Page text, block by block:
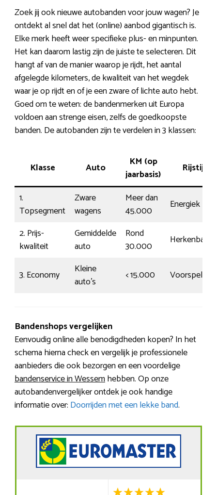
Zoek jij ook nieuwe autobanden voor jouw wagen? Je
ontdekt al snel dat het (online) aanbod gigantisch is.
Elke merk heeft weer specifieke plus- en minpunten.
Het kan daarom lastig zijn de juiste te selecteren. Dit
hangt af van de manier waarop je rijdt, het aantal
afgelegde kilometers, de kwaliteit van het wegdek
waar je op rijdt en of je een zware of lichte auto hebt.
Goed om te weten: de bandenmerken uit Europa
voldoen aan strenge eisen, zelfs de goedkoopste
banden. De autobanden zijn te verdelen in 3 klassen:
Klasse Auto
KM (op
jaarbasis)
Rijstijl
1.
Topsegment
Zware
wagens
Meer dan
45.000
Energiek
2. Prijs-
kwaliteit
Gemiddelde
auto
Rond
30.000
Herkenbaar
3. Economy
Kleine
auto’s
< 15.000 Voorspelbaar
Bandenshops vergelijken
Eenvoudig online alle benodigdheden kopen? In het
schema hierna check en vergelijk je professionele
aanbieders die ook bezorgen en een voordelige
bandenservice in Wessemhebben. Op onze
autobandenvergelijker ontdek je ook handige
informatie over: Doorrijden met een lekke band.